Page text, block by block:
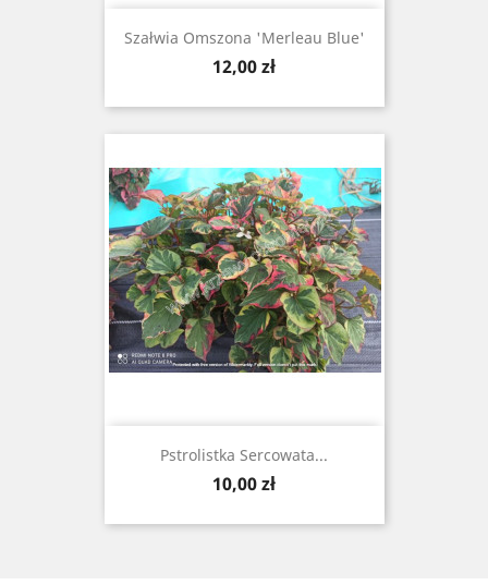
Szałwia Omszona 'Merleau Blue'
Cena
12,00 zł
Pstrolistka Sercowata...
Cena
10,00 zł